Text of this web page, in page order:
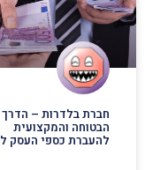
חברת בלדרות – הדרך
הבטוחה והמקצועית
להעברת כספי העסק